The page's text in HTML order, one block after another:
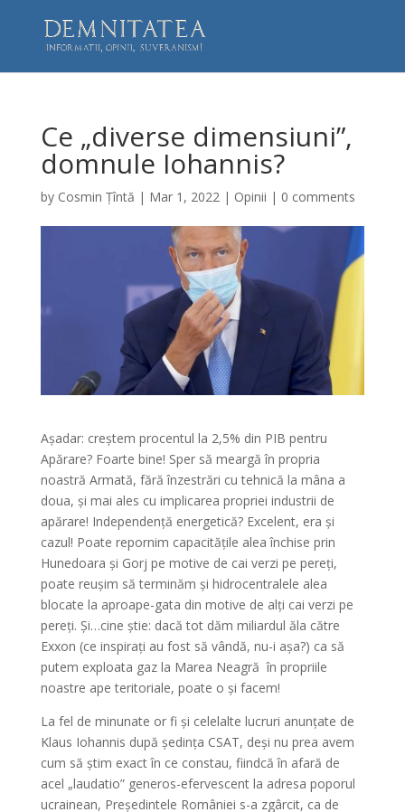
Ce „diverse dimensiuni”,
domnule Iohannis?
by Cosmin Țîntă | Mar 1, 2022| Opinii | 0 comments
Așadar: creștem procentul la 2,5% din PIB pentru
Apărare? Foarte bine! Sper să meargă în propria
noastră Armată, fără înzestrări cu tehnică la mâna a
doua, și mai ales cu implicarea propriei industrii de
apărare! Independență energetică? Excelent, era și
cazul! Poate repornim capacitățile alea închise prin
Hunedoara și Gorj pe motive de cai verzi pe pereți,
poate reușim să terminăm și hidrocentralele alea
blocate la aproape-gata din motive de alți cai verzi pe
pereți. Și…cine știe: dacă tot dăm miliardul ăla către
Exxon (ce inspirați au fost să vândă, nu-i așa?) ca să
putem exploata gaz la Marea Neagră în propriile
noastre ape teritoriale, poate o și facem!
La fel de minunate or fi și celelalte lucruri anunțate de
Klaus Iohannis după ședința CSAT, deși nu prea avem
cum să știm exact în ce constau, fiindcă în afară de
acel „laudatio” generos-efervescent la adresa poporul
ucrainean, Președintele României s-a zgârcit, ca de